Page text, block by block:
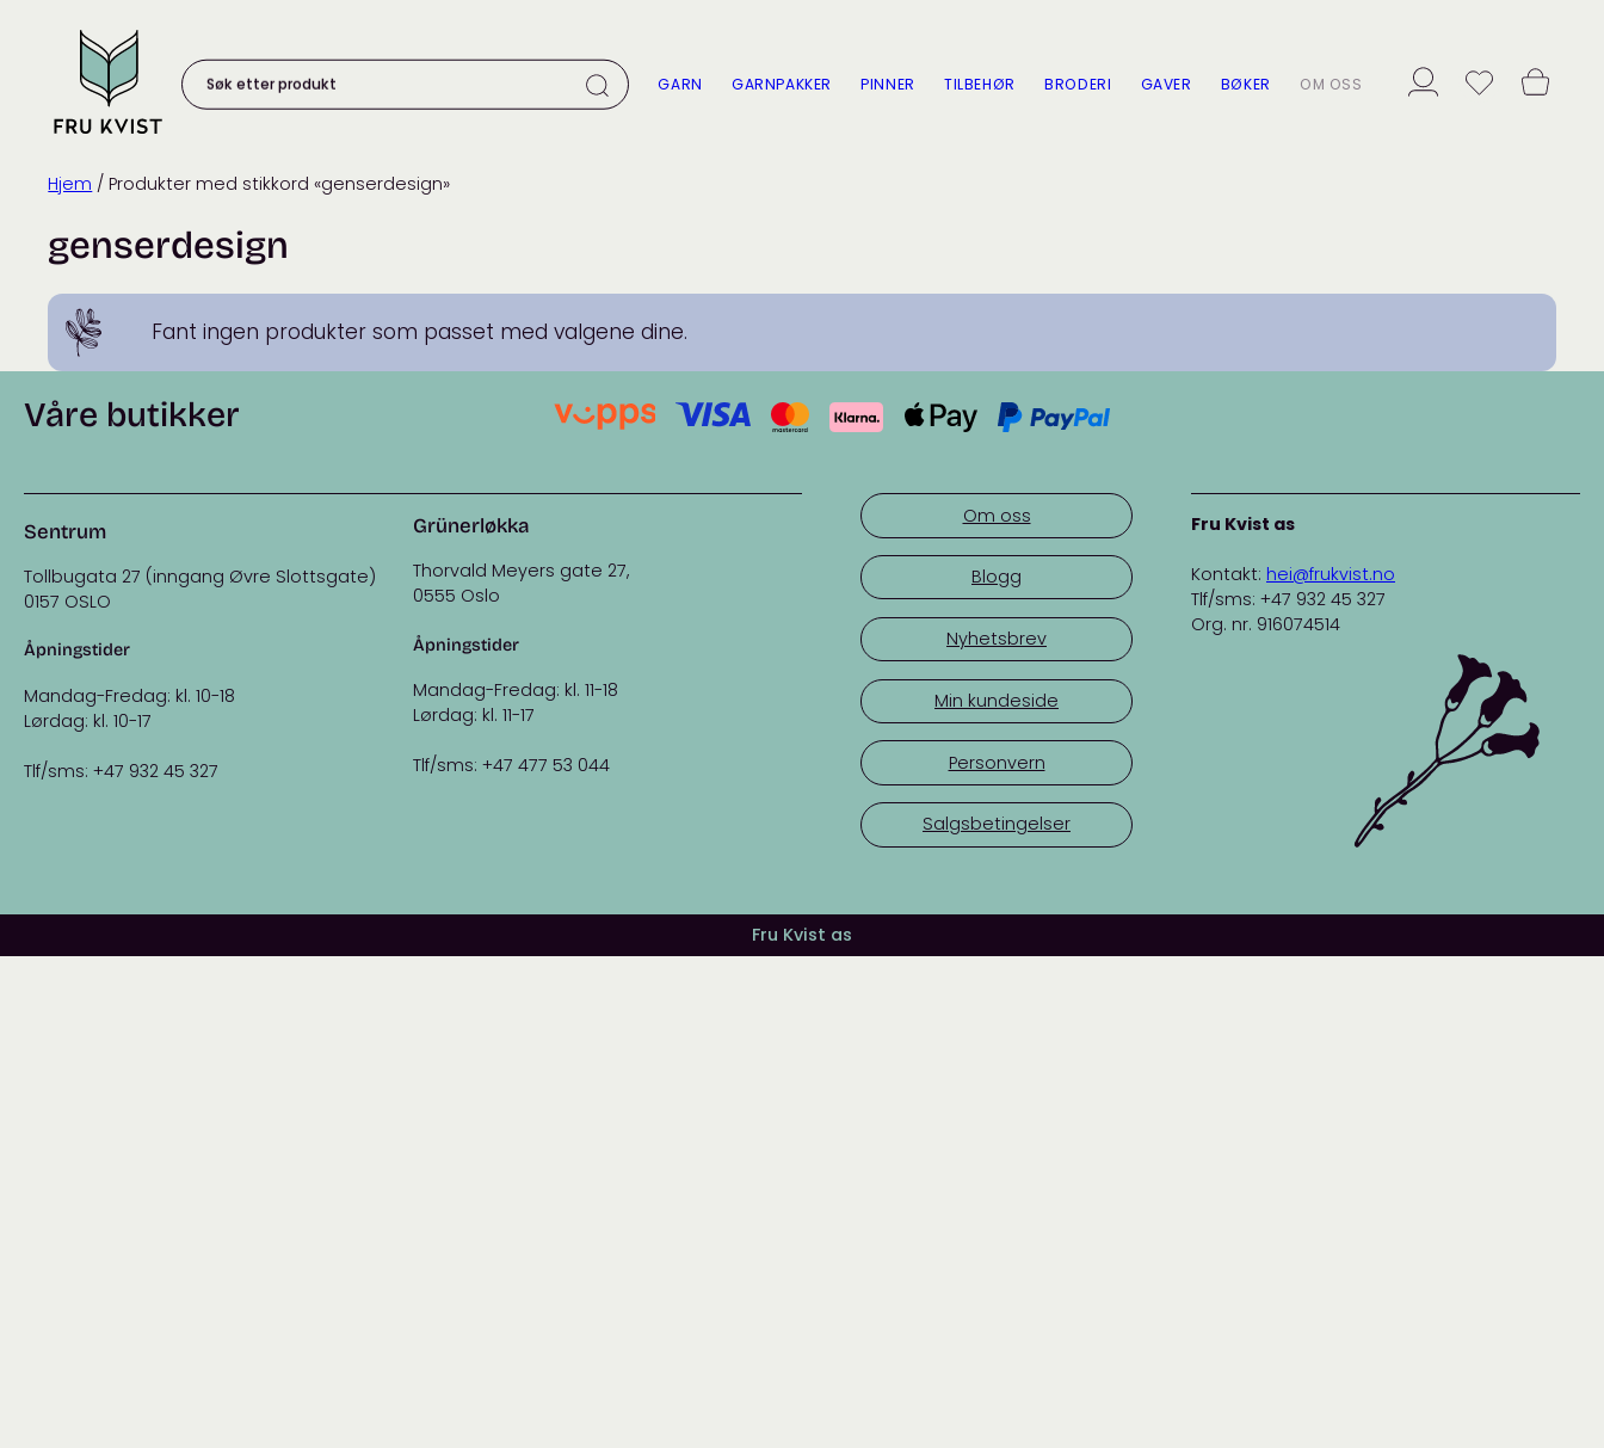
content
etter
produkt:
GARN GARNPAKKER PINNER TILBEHØR BRODERI GAVER BØKER OM OSS
Hjem / Produkter med stikkord «genserdesign»
genserdesign
Fant ingen produkter som passet med valgene dine.
Våre butikker
Sentrum
Tollbugata 27 (inngang Øvre Slottsgate)
0157 OSLO
Åpningstider
Mandag-Fredag: kl. 10-18
Lørdag: kl. 10-17
Tlf/sms: +47 932 45 327
Grünerløkka
Thorvald Meyers gate 27,
0555 Oslo
Åpningstider
Mandag-Fredag: kl. 11-18
Lørdag: kl. 11-17
Tlf/sms: +47 477 53 044
Om oss
Blogg
Nyhetsbrev
Min kundeside
Personvern
Salgsbetingelser
Fru Kvist as
Kontakt: hei@frukvist.no
Tlf/sms: +47 932 45 327
Org. nr. 916074514
Fru Kvist as